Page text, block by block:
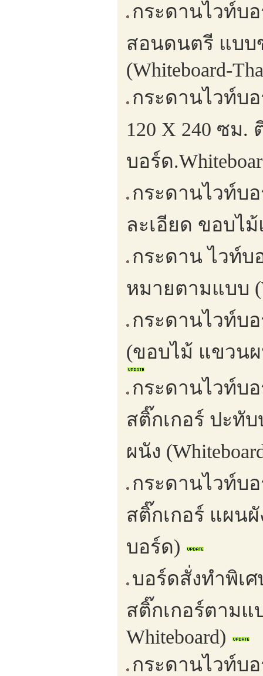
กระดานไวท์บ
สอนดนตรี แบบ
(Whiteboard-
กระดานไวท์บ
120 X 240 ซม
บอร์ด
กระดานไวท์บ
ละเอียด ขอบไม้
กระดาน ไวท์บ
หมายตามแบบ
กระดานไวท์บ
(ขอบไม้ แขวนผ
กระดานไวท์บ
สติ๊กเกอร์ ปะทั
ผนัง
กระดานไวท์บ
สติ๊กเกอร์ แผน
บอร์ด)
บอร์ดสั่งทำพิเ
สติ๊กเกอร์ตามแ
Whiteboard)
กระดานไวท์บ